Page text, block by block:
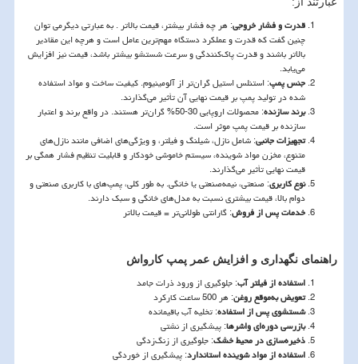
قدرت و فشار خروجی: هر چه فشار بیشتر، قیمت بالاتر . به عبارتی دیگرمی توان
چنین گفت که قدرت و عملکرد دستگاه مهم‌ترین عامل است و هرچه این مقادیر
بالاتر باشند و قدرت پاک‌کنندگی و سرعت شستشو بیشتر باشد، قیمت نیز افزایش
می‌یابد.
جنس پمپ: استنلس استیل گران‌تر از آلومینیوم. کیفیت ساخت و مواد استفاده
شده در تولید پمپ بر قیمت نهایی آن تأثیر می‌گذارند.
برند سازنده
: محصولات اروپایی 30-50% گران‌تر هستند. در واقع برند و اعتبار
سازنده بر قیمت پمپ موثر است.
تجهیزات جانبی: شامل نازل، شیلنگ و فیلتر، و ویژگی‌های اضافی مانند نازل‌های
متنوع، مخزن مواد شوینده، سیستم خاموشی خودکار و قابلیت تنظیم فشار همگی بر
قیمت نهایی تأثیر می‌گذارند.
نوع کاربری: صنعتی، نیمه‌صنعتی یا خانگی. به طور کلی، پمپ‌های با کاربری صنعتی و
دوام بالا، قیمت بیشتری نسبت به مدل‌های خانگی و سبک دارند.
خدمات پس از فروش: گارانتی طولانی‌تر = قیمت بالاتر
راهنمای نگهداری و افزایش عمر پمپ کارواش
استفاده از فیلتر آب: جلوگیری از ورود ذرات جامد
تعویض به‌موقع روغن: هر 500 ساعت کارکرد
شستشوی پس از استفاده: تخلیه آب باقیمانده
بازرسی دوره‌ای واشرها: پیشگیری از نشتی
ذخیره‌سازی در محیط خشک: جلوگیری از زنگ‌زدگی
استفاده از مواد شوینده استاندارد: پیشگیری از خوردگی